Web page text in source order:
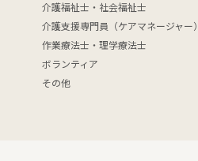
介護福祉士・社会福祉士
介護支援専門員（ケアマネージャー）
作業療法士・理学療法士
ボランティア
その他